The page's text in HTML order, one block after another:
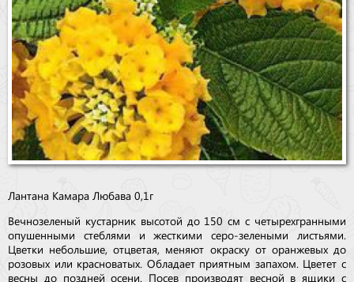
Лантана Камара Любава 0,1г
Вечнозеленый кустарник высотой до 150 см с четырехгранными
опушенными стеблями и жесткими серо-зелеными листьями.
Цветки небольшие, отцветая, меняют окраску от оранжевых до
розовых или красноватых. Обладает приятным запахом. Цветет с
весны до поздней осени. Посев производят весной в ящики с